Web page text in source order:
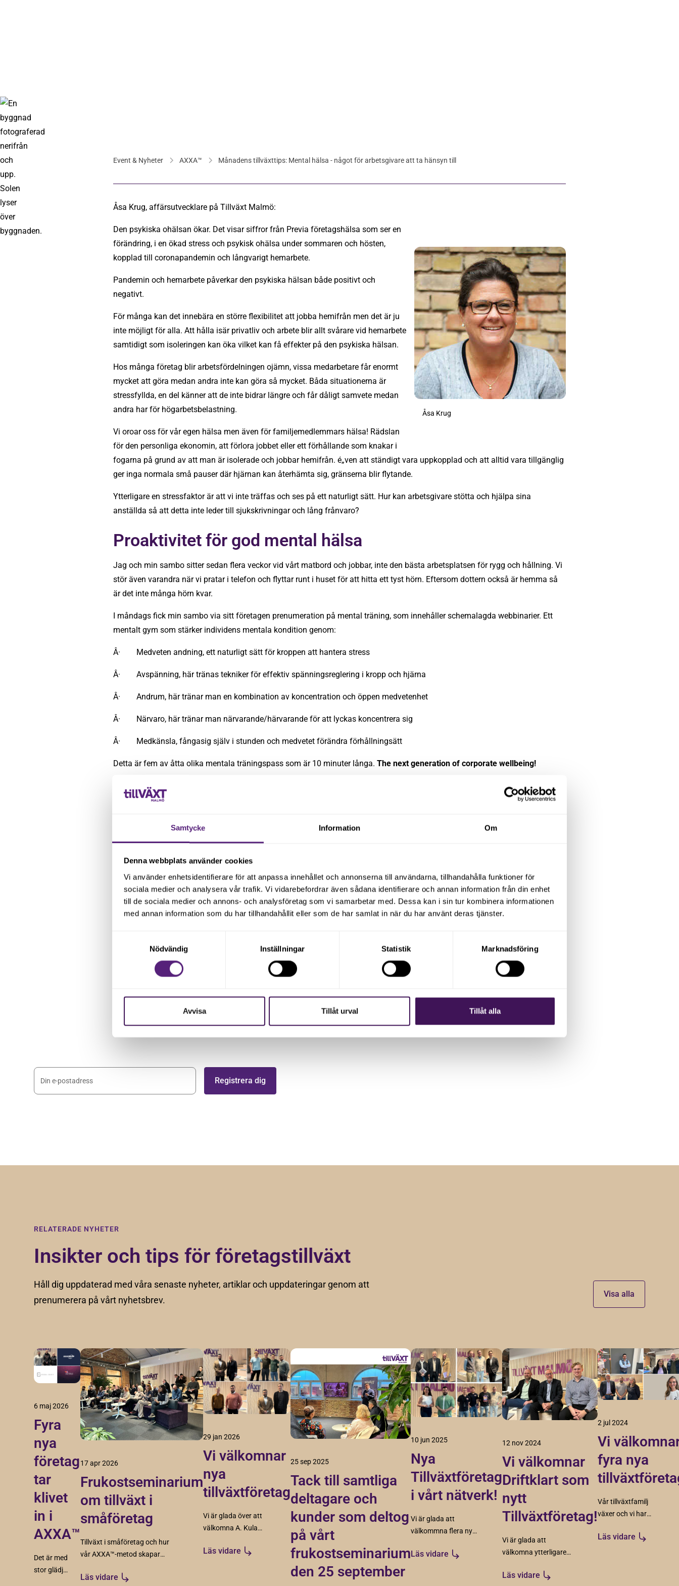
Samtycke Information Om
Denna webbplats använder cookies
Vi använder enhetsidentifierare för att anpassa innehållet och annonserna till användarna, tillhandahålla funktioner för
sociala medier och analysera vår trafik. Vi vidarebefordrar även sådana identifierare och annan information från din enhet
till de sociala medier och annons- och analysföretag som vi samarbetar med. Dessa kan i sin tur kombinera informationen
med annan information som du har tillhandahållit eller som de har samlat in när du har använt deras tjänster.
Nödvändig
Inställningar Statistik Marknadsföring
Avvisa Tillåt urval Tillåt alla
Event & Nyheter AXXA™ Månadens tillväxttips: Mental hälsa - något för arbetsgivare att ta hänsyn till
Åsa Krug, affärsutvecklare på Tillväxt Malmö:
Åsa Krug
Den psykiska ohälsan ökar. Det visar siffror från Previa företagshälsa som ser en
förändring, i en ökad stress och psykisk ohälsa under sommaren och hösten,
kopplad till coronapandemin och långvarigt hemarbete.
Pandemin och hemarbete påverkar den psykiska hälsan både positivt och
negativt.
För många kan det innebära en större flexibilitet att jobba hemifrån men det är ju
inte möjligt för alla. Att hålla isär privatliv och arbete blir allt svårare vid hemarbete
samtidigt som isoleringen kan öka vilket kan få effekter på den psykiska hälsan.
Hos många företag blir arbetsfördelningen ojämn, vissa medarbetare får enormt
mycket att göra medan andra inte kan göra så mycket. Båda situationerna är
stressfyllda, en del känner att de inte bidrar längre och får dåligt samvete medan
andra har för högarbetsbelastning.
Vi oroar oss för vår egen hälsa men även för familjemedlemmars hälsa! Rädslan
för den personliga ekonomin, att förlora jobbet eller ett förhållande som knakar i
fogarna på grund av att man är isolerade och jobbar hemifrån. é„ven att ständigt vara uppkopplad och att alltid vara tillgänglig
ger inga normala små pauser där hjärnan kan återhämta sig, gränserna blir flytande.
Ytterligare en stressfaktor är att vi inte träffas och ses på ett naturligt sätt. Hur kan arbetsgivare stötta och hjälpa sina
anställda så att detta inte leder till sjukskrivningar och lång frånvaro?
Proaktivitet för god mental hälsa
Jag och min sambo sitter sedan flera veckor vid vårt matbord och jobbar, inte den bästa arbetsplatsen för rygg och hållning. Vi
stör även varandra när vi pratar i telefon och flyttar runt i huset för att hitta ett tyst hörn. Eftersom dottern också är hemma så
är det inte många hörn kvar.
I måndags fick min sambo via sitt företagen prenumeration på mental träning, som innehåller schemalagda webbinarier. Ett
mentalt gym som stärker individens mentala kondition genom:
Â· Medveten andning, ett naturligt sätt för kroppen att hantera stress
Â· Avspänning, här tränas tekniker för effektiv spänningsreglering i kropp och hjärna
Â· Andrum, här tränar man en kombination av koncentration och öppen medvetenhet
Â· Närvaro, här tränar man närvarande/härvarande för att lyckas koncentrera sig
Â· Medkänsla, fångasig själv i stunden och medvetet förändra förhållningsätt
Detta är fem av åtta olika mentala träningspass som är 10 minuter långa. The next generation of corporate wellbeing!
Det är viktigt att arbetsgivare förstår vikten av att vara proaktiva och säkerställa de anställdas mentala hälsa för framtiden och
idag!
Håll dig uppdaterad med våra
nyhetsbrev
Registrera dig på vårt nyhetsbrev och håll dig uppdaterad med senaste
RELATERADE NYHETER
Insikter och tips för företagstillväxt
Håll dig uppdaterad med våra senaste nyheter, artiklar och uppdateringar genom att
prenumerera på vårt nyhetsbrev.
Visa alla
6 maj 2026
Fyra
nya
företag
tar
klivet
in i
AXXA™
Det är med
stor glädje
17 apr 2026
Frukostseminarium
om tillväxt i
småföretag
Tillväxt i småföretag och hur
vår AXXA™-metod skapar
förutsättningar för hållbar
Läs vidare
29 jan 2026
Vi välkomnar
nya
tillväxtföretag
Vi är glada över att
välkomna A. Kula
Adcyma, Cortec och
Läs vidare
25 sep 2025
Tack till samtliga
deltagare och
kunder som deltog
på vårt
frukostseminarium
den 25 september
10 jun 2025
Nya
Tillväxtföretag
i vårt nätverk!
Vi är glada att
välkommna flera nya
Malmö-familjen!
Läs vidare
12 nov 2024
Vi välkomnar
Driftklart som
nytt
Tillväxtföretag!
Vi är glada att
välkomna ytterligare
tillväxtfamilj som vi
Läs vidare
2 jul 2024
Vi
fyra nya
Vår tillväxtfamilj
växer och vi har
presentera fyra nya
Läs vidare